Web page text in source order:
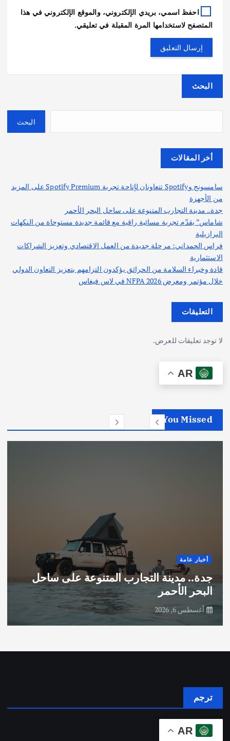
احفظ اسمي، بريدي الإلكتروني، والموقع الإلكتروني في هذا
المتصفح لاستخدامها المرة المقبلة في تعليقي.
البحث
البحث
أخر المقالات
سامسونج وSpotify تتعاونان لإتاحة تجربة Spotify Premium على المزيد
من الأجهزة
جدة.. مدينة التجارب المتنوعة على ساحل البحر الأحمر
شاماس” يقدّم تجربة مسائية راقية مع قائمة جديدة مستوحاة من النكهات
البرازيلية
فراس الحمداني: مرحلة جديدة من العمل الاقتصادي وتعزيز الشراكات
الاستثمارية
قادة وخبراء السلامة من الحرائق يؤكدون التزامهم بتعزيز التعاون الدولي
خلال مؤتمر ومعرض NFPA 2026 في لاس فيغاس
التعليقات
لا توجد تعليقات للعرض.
AR
You Missed
أخبار عامة
جدة.. مدينة التجارب المتنوعة على ساحل
البحر الأحمر
أغسطس 6, 2026
ترجم
AR